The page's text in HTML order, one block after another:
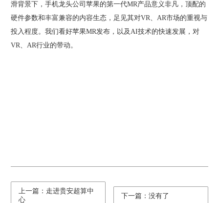
滑背景下，手机龙头公司苹果的第一代MR产品意义非凡，顶配的
硬件参数和丰富兼容的内容生态，足见其对VR、AR市场的重视与
投入程度。我们看好苹果MR发布，以及AI技术的快速发展，对
VR、AR行业的带动。
上一篇：走进贵安超算中
心
下一篇：没有了